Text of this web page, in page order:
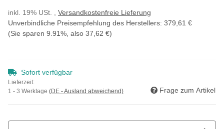
inkl. 19% USt. , Versandkostenfreie Lieferung
Unverbindliche Preisempfehlung des Herstellers: 379,61 €
(Sie sparen 9.91% , also 37,62 €)
Sofort verfügbar
Lieferzeit:
1 - 3 Werktage (DE - Ausland abweichend) Frage zum Artikel